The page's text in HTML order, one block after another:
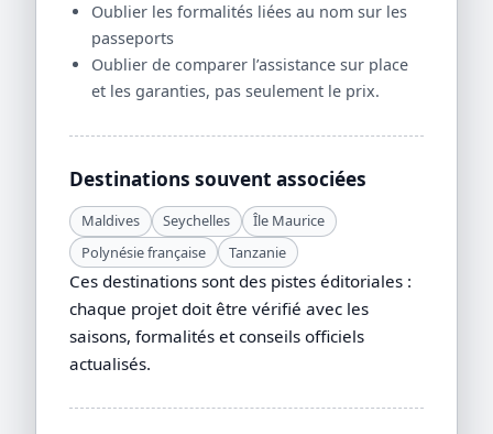
Oublier les formalités liées au nom sur les
passeports
Oublier de comparer l’assistance sur place
et les garanties, pas seulement le prix.
Destinations souvent associées
Maldives Seychelles
Île Maurice
Polynésie française
Tanzanie
Ces destinations sont des pistes éditoriales :
chaque projet doit être vérifié avec les
saisons, formalités et conseils officiels
actualisés.